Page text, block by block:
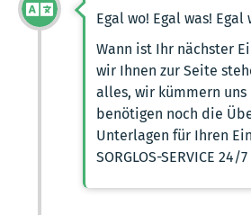
Egal wo! Egal was! Egal
Wann ist Ihr nächster
wir Ihnen zur Seite
alles, wir kümmern uns
benötigen noch die
Unterlagen für Ihren
SORGLOS-SERVICE 24/7